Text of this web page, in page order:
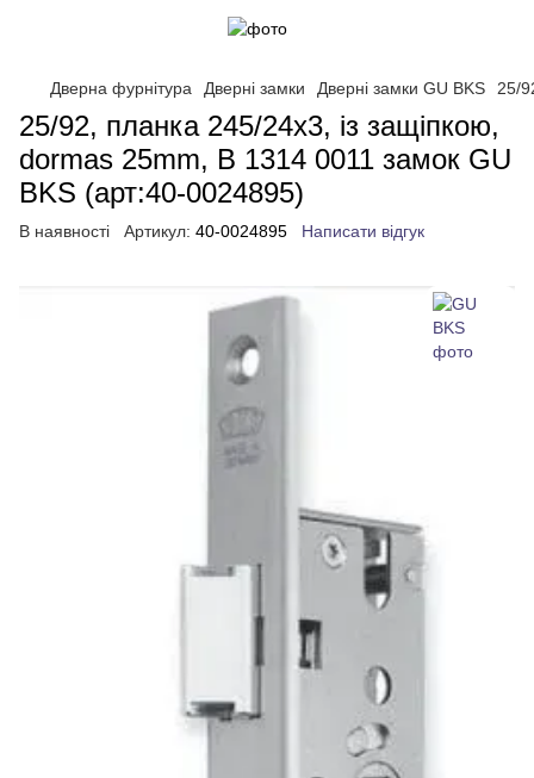
Дверна фурнітура Дверні замки Дверні замки GU BKS 25/
25/92, планка 245/24x3, із защiпкою,
dormas 25mm, B 1314 0011 замок GU
BKS (арт:40-0024895)
В наявності Артикул: 40-0024895 Написати відгук